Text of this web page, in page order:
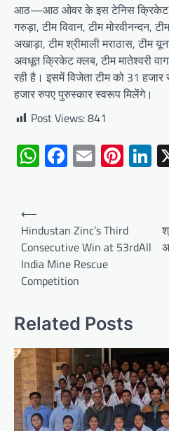
आठ—आठ ओवर के इस टेनिस क्रिकेट
गरुड़ा, टीम विवान, टीम मोरवीनन्दन,
अखाड़ा, टीम श्रीमाली मराठास, टीम
अवधूत क्रिकेट क्लब, टीम मातेश्वरी
रही है। इसमें विजेता टीम को 31
हजार रुपए पुरुस्कार स्वरूप मिलेंगे।
Post Views:841
WhatsApp
Facebook
Email
Post
navigation
⟵
Hindustan Zinc’s Third
Consecutive Win at 53rdAll
India Mine Rescue
Competition
Related Posts